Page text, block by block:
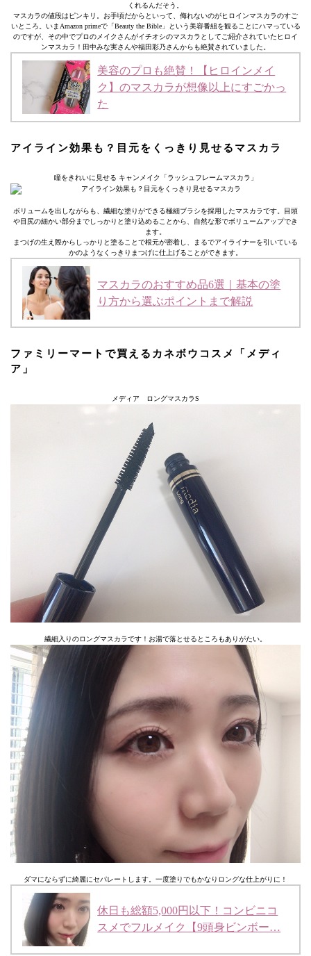
くれるんだそう。
マスカラの値段はピンキリ。お手頃だからといって、侮れないのがヒロインマスカラのすご
いところ。いまAmazon primeで「Beauty the Bible」という美容番組を観ることにハマっている
のですが、その中でプロのメイクさんがイチオシのマスカラとしてご紹介されていたヒロイ
ンマスカラ！田中みな実さんや福田彩乃さんからも絶賛されていました。
美容のプロも絶賛！【ヒロインメイ
ク】のマスカラが想像以上にすごかっ
た
アイライン効果も？目元をくっきり見せるマスカラ
瞳をきれいに見せる キャンメイク「ラッシュフレームマスカラ」
ボリュームを出しながらも、繊細な塗りができる極細ブラシを採用したマスカラです。目頭
や目尻の細かい部分までしっかりと塗り込めることから、自然な形でボリュームアップでき
ます。
まつげの生え際からしっかりと塗ることで根元が密着し、まるでアイライナーを引いている
かのようなくっきりまつげに仕上げることができます。
マスカラのおすすめ品6選｜基本の塗
り方から選ぶポイントまで解説
ファミリーマートで買えるカネボウコスメ「メディ
ア」
メディア ロングマスカラS
繊細入りのロングマスカラです！お湯で落とせるところもありがたい。
ダマにならずに綺麗にセパレートします。一度塗りでもかなりロングな仕上がりに！
休日も総額5,000円以下！コンビニコ
スメでフルメイク【9頭身ビンボー…